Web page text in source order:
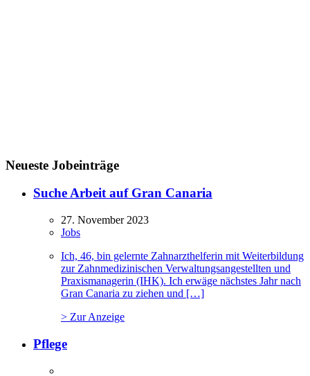
Neueste Jobeinträge
Suche Arbeit auf Gran Canaria
27. November 2023
Jobs
Ich, 46, bin gelernte Zahnarzthelferin mit Weiterbildung
zur Zahnmedizinischen Verwaltungsangestellten und
Praxismanagerin (IHK). Ich erwäge nächstes Jahr nach
Gran Canaria zu ziehen und […]
> Zur Anzeige
Pflege